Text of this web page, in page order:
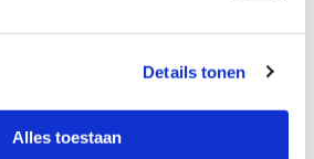
Details tonen
Alles toestaan